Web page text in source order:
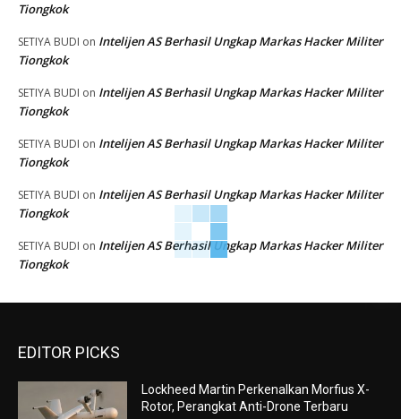
Tiongkok
SETIYA BUDI on Intelijen AS Berhasil Ungkap Markas Hacker Militer
Tiongkok
SETIYA BUDI on Intelijen AS Berhasil Ungkap Markas Hacker Militer
Tiongkok
SETIYA BUDI on Intelijen AS Berhasil Ungkap Markas Hacker Militer
Tiongkok
SETIYA BUDI on Intelijen AS Berhasil Ungkap Markas Hacker Militer
Tiongkok
SETIYA BUDI on Intelijen AS Berhasil Ungkap Markas Hacker Militer
Tiongkok
EDITOR PICKS
Lockheed Martin Perkenalkan Morfius X-
Rotor, Perangkat Anti-Drone Terbaru